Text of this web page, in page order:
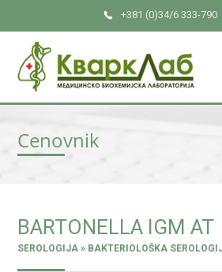
+381 (0)34/6 333-790
Cenovnik
BARTONELLA IGM AT
SEROLOGIJA » BAKTERIOLOŠKA